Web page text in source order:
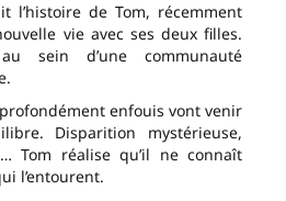
l’histoire de Tom, récemment
vie avec ses deux filles.
sein d’une communauté
enfouis vont venir
Disparition mystérieuse,
Tom réalise qu’il ne connaît
l’entourent.